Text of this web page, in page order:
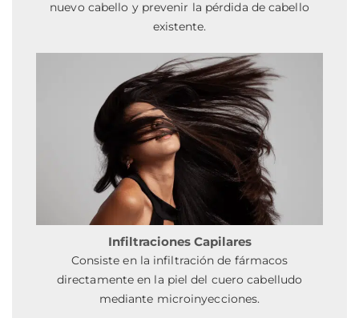
nuevo cabello y prevenir la pérdida de cabello
existente.
Infiltraciones Capilares
Consiste en la infiltración de fármacos
directamente en la piel del cuero cabelludo
mediante microinyecciones.